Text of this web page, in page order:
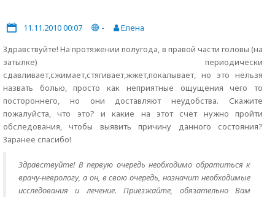
11.11.2010 00:07 -
Елена
Здравствуйте! На протяжении полугода, в правой части головы (на
затылке) периодически
сдавливает,сжимает,стягивает,жжет,покалывает, но это нельзя
назвать болью, просто как неприятные ощущения чего то
постороннего, но они доставляют неудобства. Скажите
пожалуйста, что это? и какие на этот счет нужно пройти
обследования, чтобы выявить причину данного состояния?
Заранее спасибо!
Здравствуйте! В первую очередь необходимо обратиться к
врачу-неврологу, а он, в свою очередь, назначит необходимые
исследования и лечение. Приезжайте, обязательно Вам